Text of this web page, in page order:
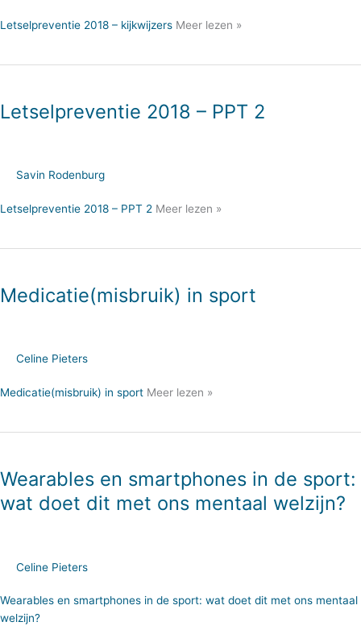
Letselpreventie 2018 – kijkwijzers Meer lezen »
Letselpreventie 2018 – PPT 2
Savin Rodenburg
Letselpreventie 2018 – PPT 2 Meer lezen »
Medicatie(misbruik) in sport
Celine Pieters
Medicatie(misbruik) in sport Meer lezen »
Wearables en smartphones in de sport:
wat doet dit met ons mentaal welzijn?
Celine Pieters
Wearables en smartphones in de sport: wat doet dit met ons mentaal
welzijn?